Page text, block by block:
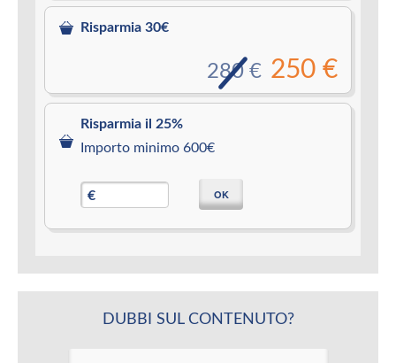
Risparmia 30€
250 €
280 €
Risparmia il 25%
Importo minimo 600€
€ OK
DUBBI SUL CONTENUTO?